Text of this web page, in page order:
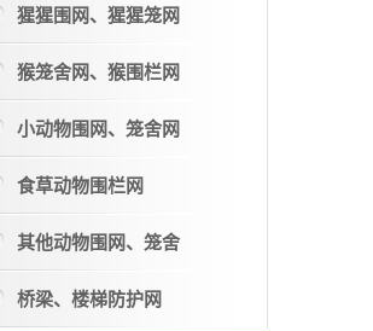
猩猩围网、猩猩笼网
猴笼舍网、猴围栏网
小动物围网、笼舍网
食草动物围栏网
其他动物围网、笼舍
桥梁、楼梯防护网